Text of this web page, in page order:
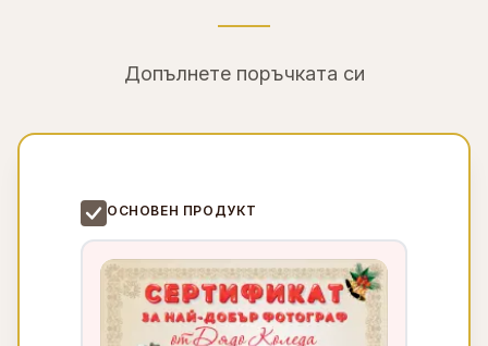
Допълнете поръчката си
ОСНОВЕН ПРОДУКТ